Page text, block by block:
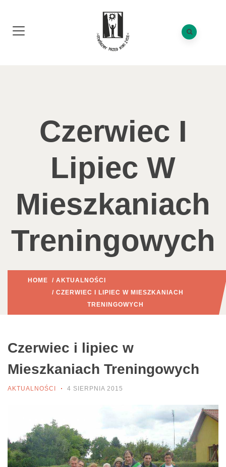
Czerwiec I
Lipiec W
Mieszkaniach
Treningowych
HOME / AKTUALNOŚCI
/ CZERWIEC I LIPIEC W MIESZKANIACH
TRENINGOWYCH
Czerwiec i lipiec w
Mieszkaniach Treningowych
AKTUALNOŚCI 4 SIERPNIA 2015